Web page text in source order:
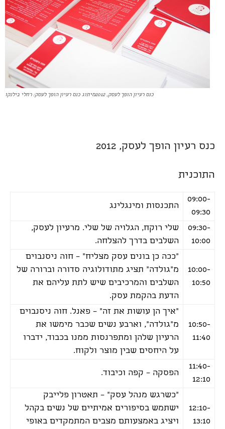
כנס רעיון הופך לעסק, 2012מיתוג כנס רעיון הופך לעסק: רחלי בילנקו
כנס רעיון הופך לעסק, 2012
התוכנית
09:00-
09:30
התכנסות ומינגלינג
09:30-
10:00
שלי רוקח, הגלויה של שלי. מרעיון לעסק,
השלבים בדרך להצלחה.
10:00-
10:50
"ככה כן בונים עסק מצליח" – חוה ניסנבוים
מ"גולדה" תציג מתודולוגיה סדורה וברורה של
השלבים והמרכיבים שיש לתת עליהם את
הדעת בהקמת עסק.
10:50-
11:40
"איך הן עושות את זה" – פאנל. חוה ניסנבוים
מ"גולדה", וארבע נשים שכבר מימשו את
הרעיון שלהן ומתפרנסות ממנו בכבוד, ידברו
על היחסים שבין מוצר ולקוח.
11:40-
12:10
הפסקה – קפה וכיבוד.
12:10-
13:10
"כשרגש מנהל עסק" – תאטרון פלייבק
ישתמש בסיפורים אמיתיים של נשים בקהל
ויציג באמצעותם מצבים המתמקדים באופי